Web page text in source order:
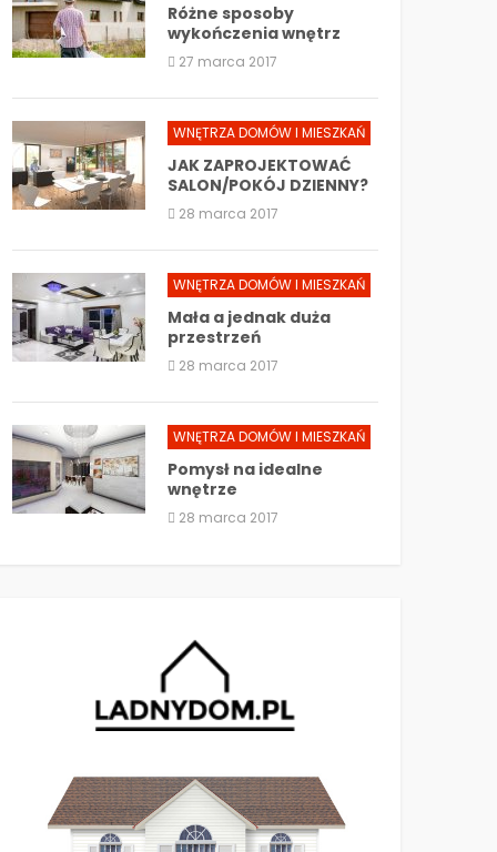
Różne sposoby
wykończenia wnętrz
27 marca 2017
WNĘTRZA DOMÓW I MIESZKAŃ
JAK ZAPROJEKTOWAĆ
SALON/POKÓJ DZIENNY?
28 marca 2017
WNĘTRZA DOMÓW I MIESZKAŃ
Mała a jednak duża
przestrzeń
28 marca 2017
WNĘTRZA DOMÓW I MIESZKAŃ
Pomysł na idealne
wnętrze
28 marca 2017